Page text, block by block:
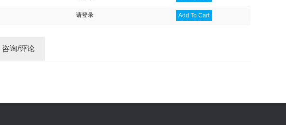
请登录 Add To Cart
咨询/评论